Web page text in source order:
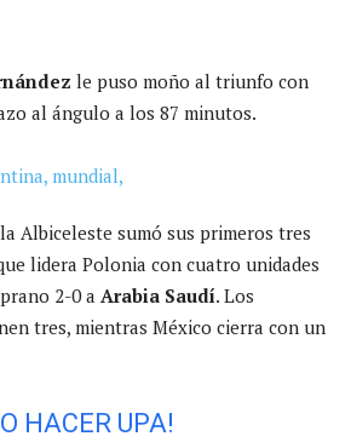
le puso moño al triunfo con
al ángulo a los 87 minutos.
Albiceleste sumó sus primeros tres
lidera Polonia con cuatro unidades
2-0 a Arabia Saudí. Los
tres, mientras México cierra con un
HACER UPA!